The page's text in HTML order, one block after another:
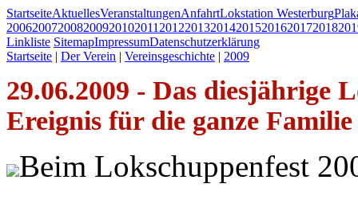
StartseiteAktuellesVeranstaltungenAnfahrtLokstation Westerburg
200620072008200920102011 2012201320142015201620172018
Linkliste SitemapImpressumDatenschutzerklärung
Startseite | Der Verein | Vereinsgeschichte | 2009
29.06.2009 - Das diesjährige
Ereignis für die ganze Familie
Beim Lokschuppenfest